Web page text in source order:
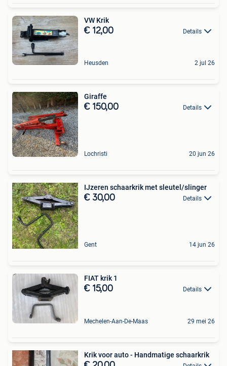
VW Krik
€ 12,00 Details
Heusden 2 jul 26
Giraffe
€ 150,00 Details
Lochristi 20 jun 26
IJzeren schaarkrik met sleutel/slinger
€ 30,00 Details
Gent 14 jun 26
FIAT krik 1
€ 15,00 Details
Mechelen-Aan-De-Maas 29 mei 26
Krik voor auto - Handmatige schaarkrik